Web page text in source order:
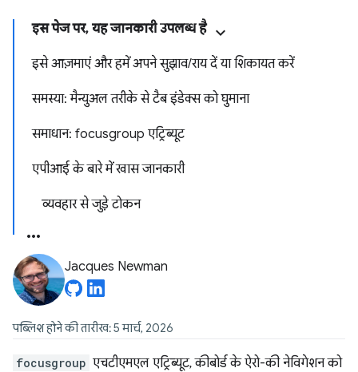
इस पेज पर, यह जानकारी उपलब्ध है
इसे आज़माएं और हमें अपने सुझाव/राय दें या शिकायत करें
समस्या: मैन्युअल तरीके से टैब इंडेक्स को घुमाना
समाधान: focusgroup एट्रिब्यूट
एपीआई के बारे में खास जानकारी
व्यवहार से जुड़े टोकन
Jacques Newman
पब्लिश होने की तारीख: 5 मार्च, 2026
focusgroup एचटीएमएल एट्रिब्यूट, कीबोर्ड के ऐरो-की नेविगेशन को